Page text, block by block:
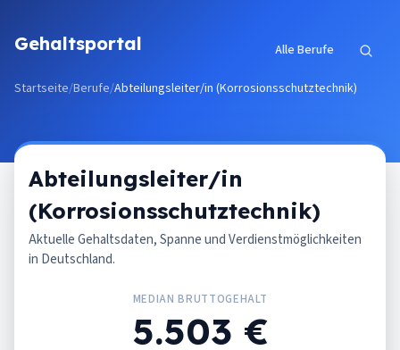
Gehaltsportal Alle Berufe
Startseite/Berufe/Abteilungsleiter/in (Korrosionsschutztechnik)
Abteilungsleiter/in
(Korrosionsschutztechnik)
Aktuelle Gehaltsdaten, Spanne und Verdienstmöglichkeiten
in Deutschland.
MEDIAN BRUTTOGEHALT
5.503 €